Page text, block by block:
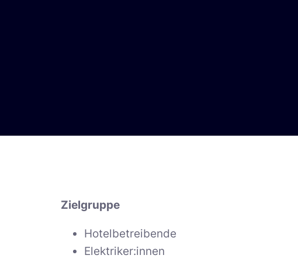
Zielgruppe
Hotelbetreibende
Elektriker:innen